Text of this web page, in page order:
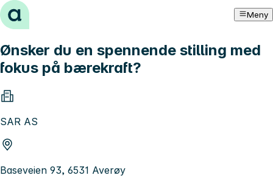
Hopp til innhold Meny
Ønsker du en spennende stilling med
fokus på bærekraft?
SAR AS
Baseveien 93, 6531 Averøy